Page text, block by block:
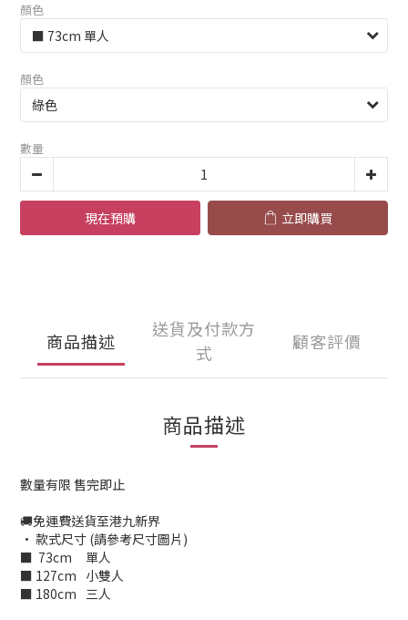
顏色
顏色
數量
現在預購 立即購買
商品描述
送貨及付款方
式
顧客評價
商品描述
數量有限 售完即止
🚚免運費送貨至港九新界
• 款式尺寸 (請參考尺寸圖片)
■ 73cm
單人
■ 127cm 小雙人
■ 180cm 三人